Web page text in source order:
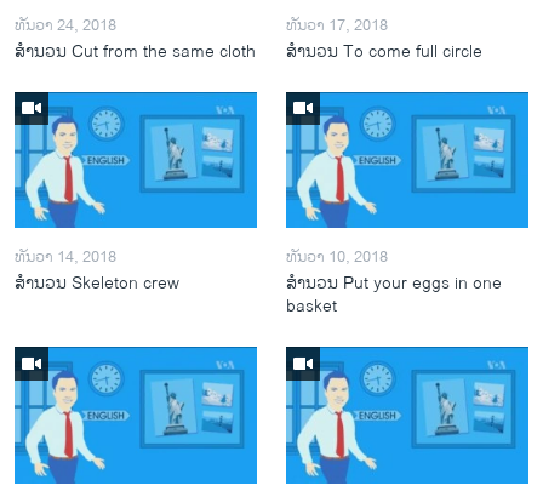
ທັນວາ 24, 2018
ສຳນວນ Cut from the same cloth
ທັນວາ 17, 2018
ສຳນວນ To come full circle
ທັນວາ 14, 2018
ສຳນວນ Skeleton crew
ທັນວາ 10, 2018
ສຳນວນ Put your eggs in one
basket